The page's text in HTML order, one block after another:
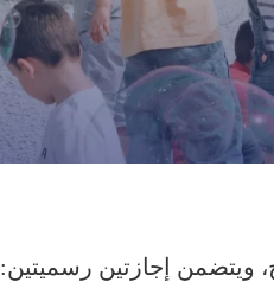
ويتضمن إجازتين رسميتين: